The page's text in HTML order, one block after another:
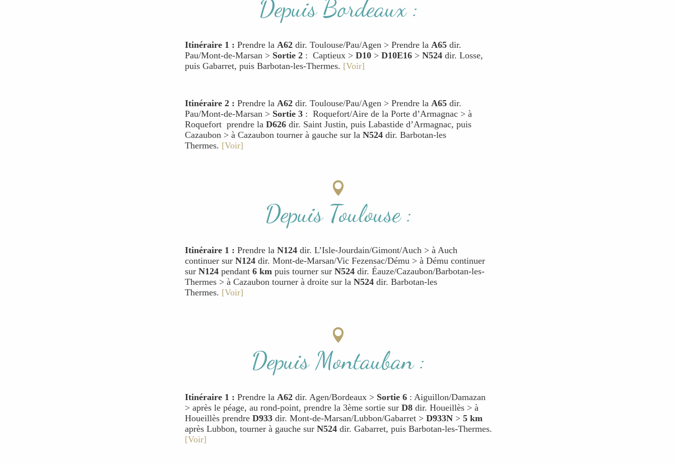
Depuis Bordeaux :
Itinéraire 1 : Prendre la A62 dir. Toulouse/Pau/Agen > Prendre la A65 dir.
Pau/Mont-de-Marsan > Sortie 2 : Captieux > D10 > D10E16 > N524 dir. Losse,
puis Gabarret, puis Barbotan-les-Thermes. [Voir]
Itinéraire 2 : Prendre la A62 dir. Toulouse/Pau/Agen > Prendre la A65 dir.
Pau/Mont-de-Marsan > Sortie 3 : Roquefort/Aire de la Porte d’Armagnac > à
Roquefort prendre la D626 dir. Saint Justin, puis Labastide d’Armagnac, puis
Cazaubon > à Cazaubon tourner à gauche sur la N524 dir. Barbotan-les
Thermes. [Voir]
Depuis Toulouse :
Itinéraire 1 : Prendre la N124 dir. L’Isle-Jourdain/Gimont/Auch > à Auch
continuer sur N124 dir. Mont-de-Marsan/Vic Fezensac/Dému > à Dému continuer
sur N124 pendant 6 km puis tourner sur N524 dir. Éauze/Cazaubon/Barbotan-les-
Thermes > à Cazaubon tourner à droite sur la N524 dir. Barbotan-les
Thermes. [Voir]
Depuis Montauban :
Itinéraire 1 : Prendre la A62 dir. Agen/Bordeaux > Sortie 6 : Aiguillon/Damazan
> après le péage, au rond-point, prendre la 3ème sortie sur D8 dir. Houeillès > à
Houeillès prendre D933 dir. Mont-de-Marsan/Lubbon/Gabarret > D933N > 5 km
après Lubbon, tourner à gauche sur N524 dir. Gabarret, puis Barbotan-les-Thermes.
[Voir]